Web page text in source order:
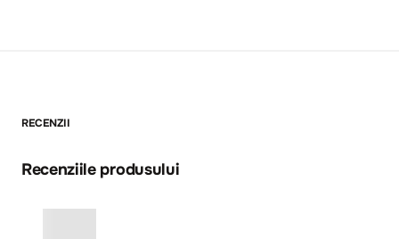
RECENZII
Recenziile produsului